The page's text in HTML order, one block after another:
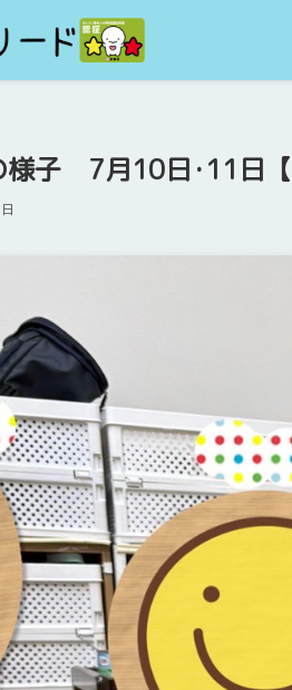
様子 7月10日･11日【